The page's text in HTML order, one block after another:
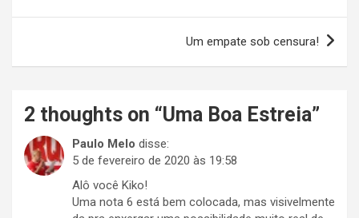
Um empate sob censura!
2 thoughts on “Uma Boa Estreia”
Paulo Melo disse:
5 de fevereiro de 2020 às 19:58
Alô você Kiko!
Uma nota 6 está bem colocada, mas visivelmente